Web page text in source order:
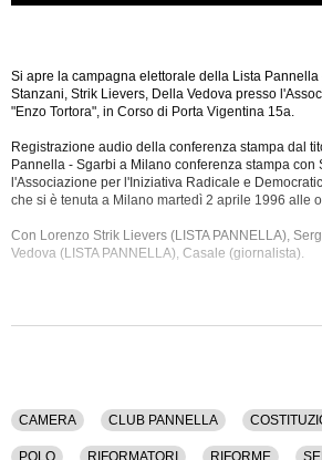
Si apre la campagna elettorale della Lista
Stanzani, Strik Lievers, Della Vedova presso
"Enzo Tortora", in Corso di Porta Vigentina 15a.
Registrazione audio della conferenza stampa dal
Pannella - Sgarbi a Milano conferenza stampa
l'Associazione per l'Iniziativa Radicale e
che si è tenuta a Milano martedì 2 aprile 1996 alle
Con Lorenzo Strik Lievers (LISTA PANNELLA),
Vedova (LISTA PANNELLA), Casale (giornalista).
CAMERA CLUB PANNELLA